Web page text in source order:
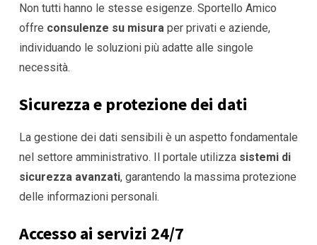
Non tutti hanno le stesse esigenze. Sportello Amico
offre consulenze su misura per privati e aziende,
individuando le soluzioni più adatte alle singole
necessità.
Sicurezza e protezione dei dati
La gestione dei dati sensibili è un aspetto fondamentale
nel settore amministrativo. Il portale utilizza sistemi di
sicurezza avanzati, garantendo la massima protezione
delle informazioni personali.
Accesso ai servizi 24/7